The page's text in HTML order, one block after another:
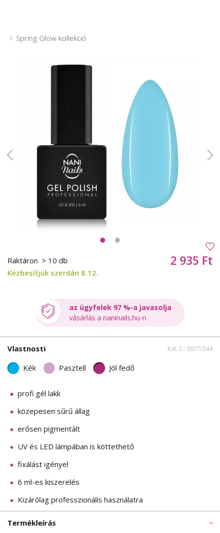
Spring Glow kollekció
Raktáron > 10 db
Kézbesítjük szerdán 8.12.
2 935 Ft
az ügyfelek 97 %-a javasolja
vásárlás a naninails.hu-n
Vlastnosti Kat. č.: 0077/344
Kék Pasztell Jól fedő
profi gél lakk
közepesen sűrű állag
erősen pigmentált
UV és LED lámpában is köttethető
fixálást igényel
6 ml-es kiszerelés
Kizárólag professzionális használatra
Termékleírás